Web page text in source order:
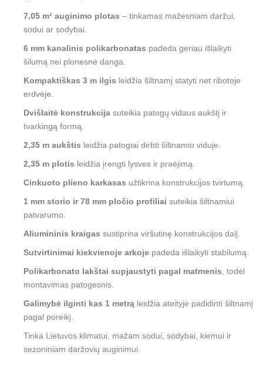
7,05 m² auginimo plotas – tinkamas mažesniam daržui,
sodui ar sodybai.
6 mm kanalinis polikarbonatas padeda geriau išlaikyti
šilumą nei plonesnė danga.
Kompaktiškas 3 m ilgis leidžia šiltnamį statyti net ribotoje
erdvėje.
Dvišlaitė konstrukcija suteikia patogų vidaus aukštį ir
tvarkingą formą.
2,35 m aukštis leidžia patogiai dirbti šiltnamio viduje.
2,35 m plotis leidžia įrengti lysves ir praėjimą.
Cinkuoto plieno karkasas užtikrina konstrukcijos tvirtumą.
1 mm storio ir 78 mm pločio profiliai suteikia šiltnamiui
patvarumo.
Aliumininis kraigas sustiprina viršutinę konstrukcijos dalį.
Sutvirtinimai kiekvienoje arkoje padeda išlaikyti stabilumą.
Polikarbonato lakštai supjaustyti pagal matmenis , todėl
montavimas patogesnis.
Galimybė ilginti kas 1 metrą leidžia ateityje padidinti šiltnamį
pagal poreikį.
Tinka Lietuvos klimatui, mažam sodui, sodybai, kiemui ir
sezoniniam daržovių auginimui.